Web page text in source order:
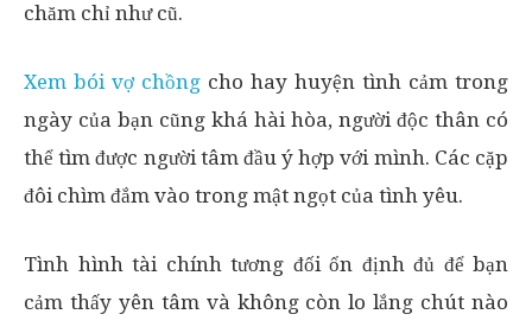
chăm chỉ như cũ.
Xem bói vợ chồng cho hay huyện tình cảm trong
ngày của bạn cũng khá hài hòa, người độc thân có
thể tìm được người tâm đầu ý hợp với mình. Các cặp
đôi chìm đắm vào trong mật ngọt của tình yêu.
Tình hình tài chính tương đối ổn định đủ để bạn
cảm thấy yên tâm và không còn lo lắng chút nào